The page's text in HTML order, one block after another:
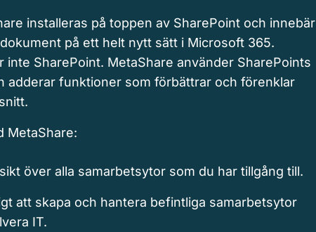
installeras på toppen av SharePoint och innebär
på ett helt nytt sätt i Microsoft 365.
inte SharePoint. MetaShare använder SharePoints
adderar funktioner som förbättrar och förenklar
MetaShare:
över alla samarbetsytor som du har tillgång till.
att skapa och hantera befintliga samarbetsytor
IT.